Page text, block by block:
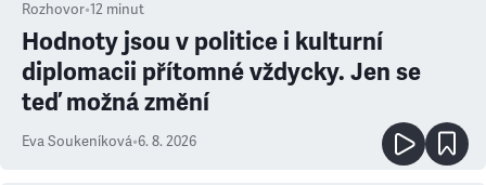
Rozhovor•12 minut
Hodnoty jsou v politice i kulturní
diplomacii přítomné vždycky. Jen se
teď možná změní
Eva Soukeníková•6. 8. 2026